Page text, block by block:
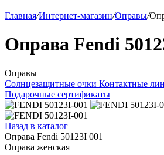
Главная/Интернет-магазин/Оправы/
Оправа Fendi
Оправы
Солнцезащитные очки Контактные
Подарочные сертификаты
Назад в каталог
Оправа Fendi 50123I 001
Оправа женская